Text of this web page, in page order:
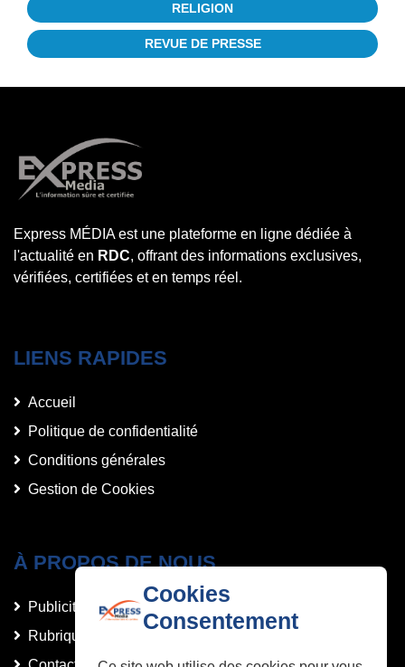
Cookies
Consentement
RELIGION
REVUE DE PRESSE
Express MÉDIA est une plateforme en ligne dédiée à
l'actualité en RDC, offrant des informations exclusives,
vérifiées, certifiées et en temps réel.
LIENS RAPIDES
Accueil
Politique de confidentialité
Conditions générales
Gestion de Cookies
À PROPOS DE NOUS
Publicités et Annonces
Rubriques